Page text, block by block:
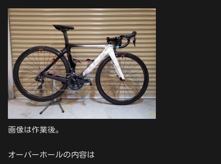
画像は作業後。
オーバーホールの内容は